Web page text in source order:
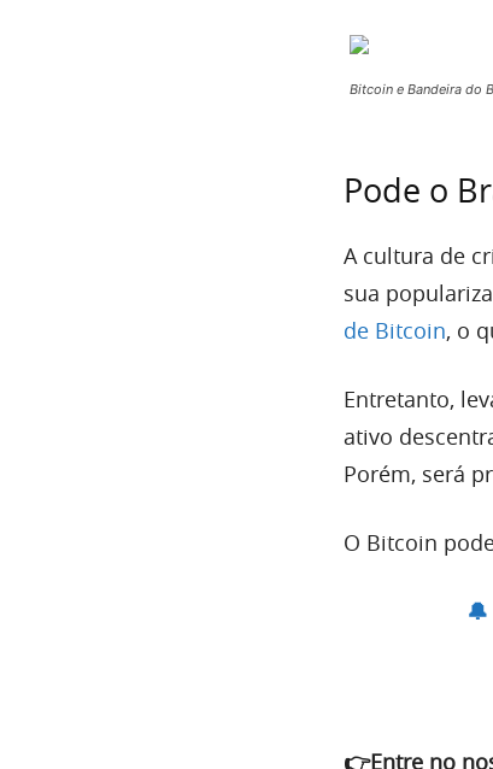
Bitcoin e Bandeira do
Pode o
A cultura de
sua
de Bitcoin, o
Entretanto,
ativo
Porém, será
O Bitcoin
👉Entre no